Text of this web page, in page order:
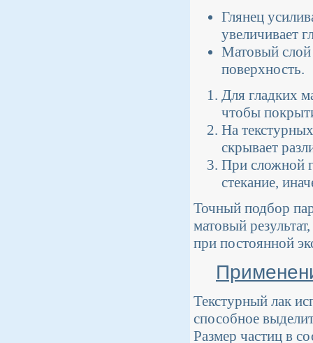
Глянец
увеличивает
Матовый слой
поверхность.
Для гладких
чтобы
На
скрывает
При сложной
стекание,
Точный подбор
матовый
при постоянной
Текстурный лак
способное
Размер частиц в